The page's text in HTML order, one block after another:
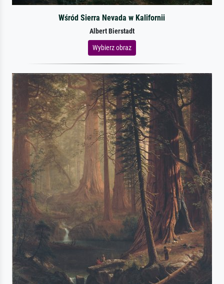
Wśród Sierra Nevada w Kalifornii
Albert Bierstadt
Wybierz obraz